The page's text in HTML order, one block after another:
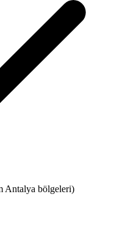
Antalya bölgeleri)